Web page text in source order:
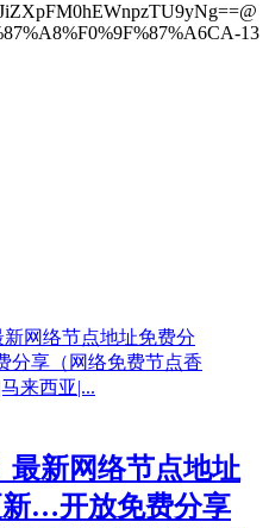
13
最新网络节点地址
…开放免费分享